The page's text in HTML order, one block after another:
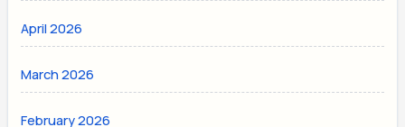
April 2026
March 2026
February 2026